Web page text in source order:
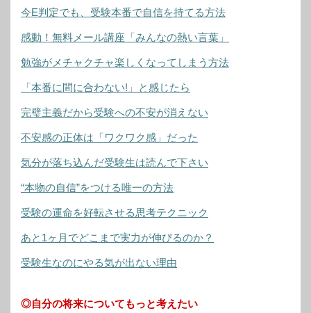
今E判定でも、受験本番で自信を持てる方法
感動！無料メール講座「みんなの熱い言葉」
勉強がメチャクチャ楽しくなってしまう方法
「本番に間に合わない!」と感じたら
完璧主義だから受験への不安が消えない
不安感の正体は「ワクワク感」だった
気分が落ち込んだ受験生は読んで下さい
“本物の自信”をつける唯一の方法
受験の運命を好転させる思考テクニック
あと1ヶ月でどこまで実力が伸びるのか？
受験生なのにやる気が出ない理由
◎自分の将来についてもっと考えたい